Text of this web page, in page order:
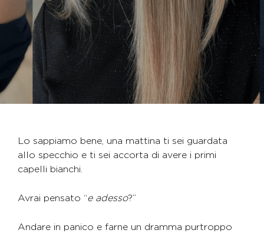
Lo sappiamo bene, una mattina ti sei guardata
allo specchio e ti sei accorta di avere i primi
capelli bianchi.
Avrai pensato “e adesso?”
Andare in panico e farne un dramma purtroppo